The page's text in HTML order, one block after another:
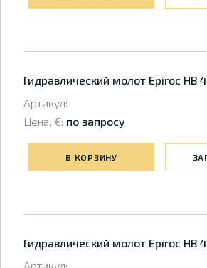
Гидравлический молот Epiroc HB
Артикул:
Цена, €: по запросу
В КОРЗИНУ
Гидравлический молот Epiroc HB